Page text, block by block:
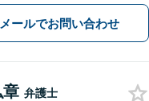
メールでお問い合わせ
弁護士